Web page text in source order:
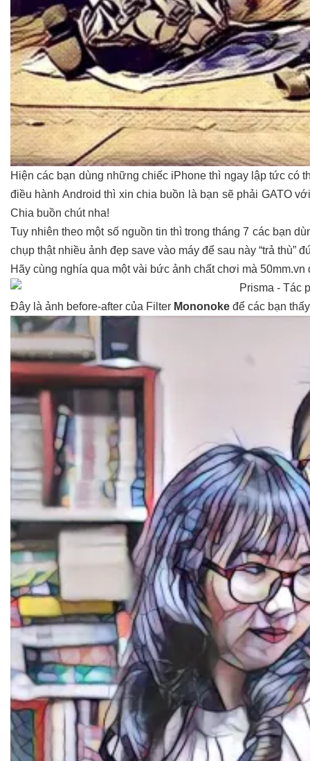
Hiện các bạn dùng những chiếc iPhone thì ngay lập tức có
điều hành Android thì xin chia buồn là bạn sẽ phải GATO
Chia buồn chút nha!
Tuy nhiên theo một số nguồn tin thì trong tháng 7 các bạn
chụp thật nhiều ảnh đẹp save vào máy để sau này “trả thù”
Hãy cùng nghía qua một vài bức ảnh chất chơi mà 50mm.vn
Đây là ảnh before-after của Filter Mononoke để các bạn